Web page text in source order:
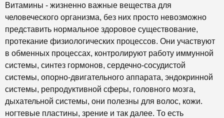
Витамины - жизненно важные вещества для
человеческого организма, без них просто невозможно
представить нормальное здоровое существование,
протекание физиологических процессов. Они участвуют
в обменных процессах, контролируют работу иммунной
системы, синтез гормонов, сердечно-сосудистой
системы, опорно-двигательного аппарата, эндокринной
системы, репродуктивной сферы, головного мозга,
дыхательной системы, они полезны для волос, кожи.
ногтевые пластины, зрение и так далее. То есть